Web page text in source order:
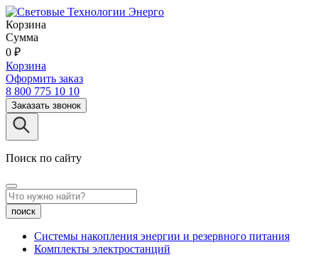
Корзина
Сумма
0 ₽
Корзина
Оформить заказ
8 800 775 10 10
Заказать звонок
Поиск по сайту
поиск
Системы накопления энергии и резервного питания
Комплекты электростанций